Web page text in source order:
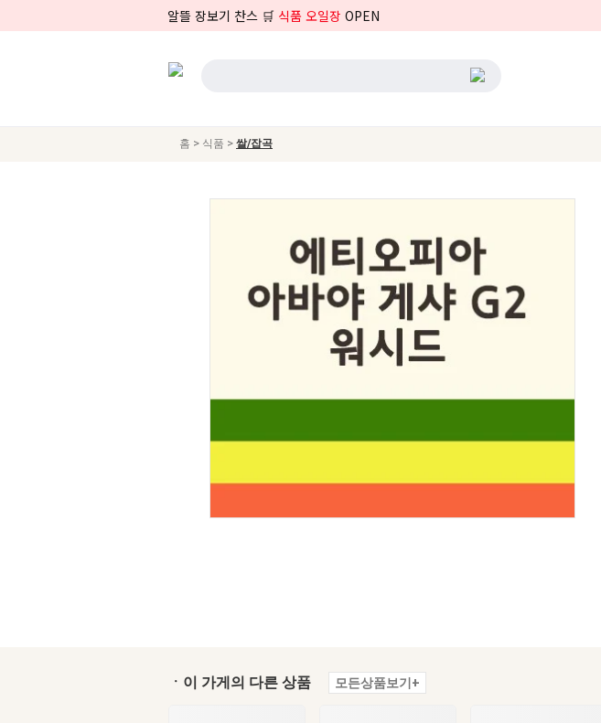
알뜰 장보기 찬스 🛒 식품 오일장 OPEN
홈 > 식품 > 쌀/잡곡
ㆍ이 가게의 다른 상품 모든상품보기+